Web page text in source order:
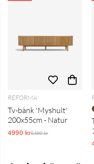
REFORMA
Tv-bänk 'Myshult'
200x55cm - Natur
4990 krOrdinarie pris:
6490 kr